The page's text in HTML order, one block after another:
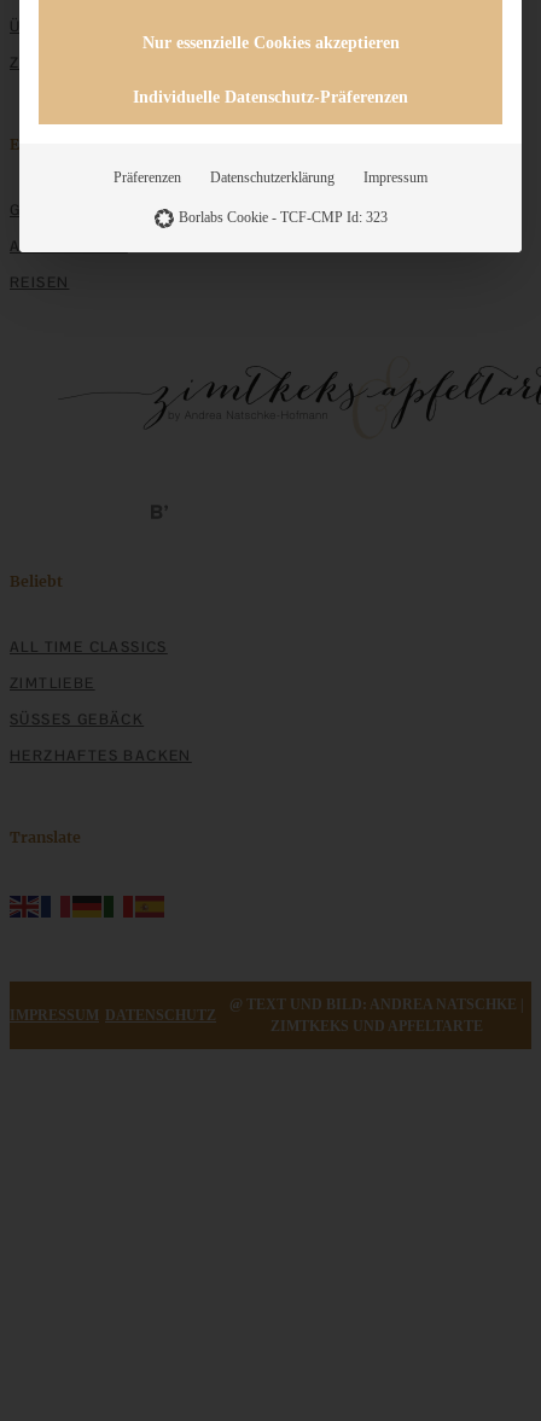
ÜBER MICH
ZUSAMMENARBEIT
Entdecken
GRUNDLAGEN
ALLE REZEPTE
REISEN
Beliebt
ALL TIME CLASSICS
ZIMTLIEBE
SÜSSES GEBÄCK
HERZHAFTES BACKEN
Translate
IMPRESSUM DATENSCHUTZ
@ TEXT UND BILD: ANDREA NATSCHKE |
ZIMTKEKS UND APFELTARTE
Nur essenzielle Cookies akzeptieren
Individuelle Datenschutz-Präferenzen
Präferenzen Datenschutzerklärung Impressum
Borlabs Cookie - TCF-CMP Id: 323